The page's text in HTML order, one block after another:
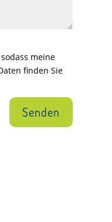
meine
finden Sie
Senden